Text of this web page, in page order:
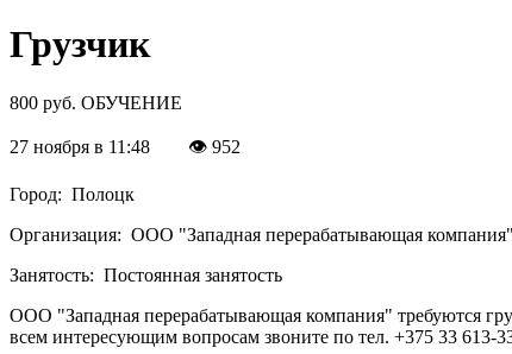
Грузчик
800 руб. ОБУЧЕНИЕ
27 ноября в 11:48 👁 952
Город: Полоцк
Организация: ООО "Западная перерабатывающая компания"
Занятость: Постоянная занятость
ООО "Западная перерабатывающая компания" требуются
всем интересующим вопросам звоните по тел. +375 33 613-